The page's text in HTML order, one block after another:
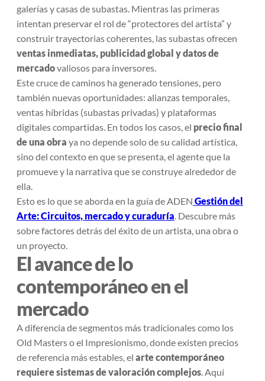
galerías y casas de subastas. Mientras las primeras
intentan preservar el rol de “protectores del artista” y
construir trayectorias coherentes, las subastas ofrecen
ventas inmediatas, publicidad global y datos de
mercadovaliosos para inversores.
Este cruce de caminos ha generado tensiones, pero
también nuevas oportunidades: alianzas temporales,
ventas híbridas (subastas privadas) y plataformas
digitales compartidas. En todos los casos, el precio final
de una obra ya no depende solo de su calidad artística,
sino del contexto en que se presenta, el agente que la
promueve y la narrativa que se construye alrededor de
ella.
Esto es lo que se aborda en la guía de ADEN Gestión del
Arte: Circuitos, mercado y curaduría. Descubre más
sobre factores detrás del éxito de un artista, una obra o
un proyecto.
El avance de lo
contemporáneo en el
mercado
A diferencia de segmentos más tradicionales como los
Old Masterso el Impresionismo, donde existen precios
de referencia más estables, el arte contemporáneo
requiere sistemas de valoración complejos. Aquí